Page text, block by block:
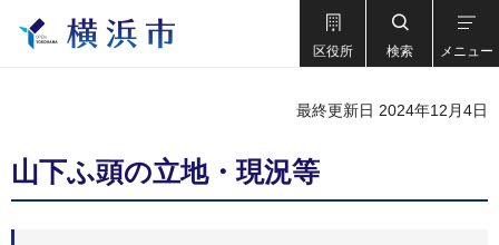
区役所 検索 メニュー
最終更新日 2024年12月4日
山下ふ頭の立地・現況等